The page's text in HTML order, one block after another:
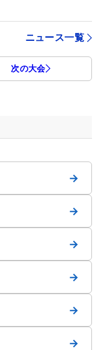
ニュース一覧
次の大会
→
→
→
→
→
→